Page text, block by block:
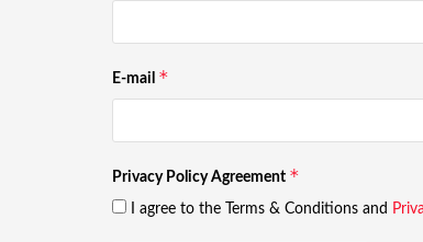
E-mail *
Privacy Policy Agreement *
I agree to the Terms & Conditions and